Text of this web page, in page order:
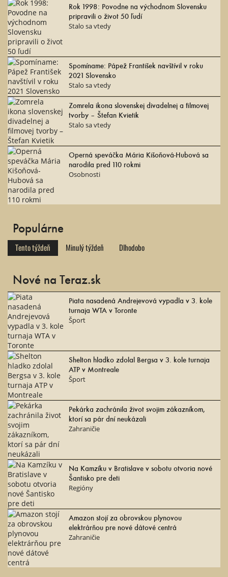
Rok 1998: Povodne na východnom Slovensku
pripravili o život 50 ľudí
Stalo sa vtedy
Spomíname: Pápež František navštívil v roku
2021 Slovensko
Stalo sa vtedy
Zomrela ikona slovenskej divadelnej a filmovej
tvorby – Štefan Kvietik
Stalo sa vtedy
Operná speváčka Mária Kišoňová-Hubová sa
narodila pred 110 rokmi
Osobnosti
Populárne
Tento týždeň Minulý týždeň Dlhodobo
Nové na Teraz.sk
Piata nasadená Andrejevová vypadla v 3. kole
turnaja WTA v Toronte
Šport
Shelton hladko zdolal Bergsa v 3. kole turnaja
ATP v Montreale
Šport
Pekárka zachránila život svojim zákazníkom,
ktorí sa pár dní neukázali
Zahraničie
Na Kamzíku v Bratislave v sobotu otvoria nové
Šantisko pre deti
Regióny
Amazon stojí za obrovskou plynovou
elektrárňou pre nové dátové centrá
Zahraničie